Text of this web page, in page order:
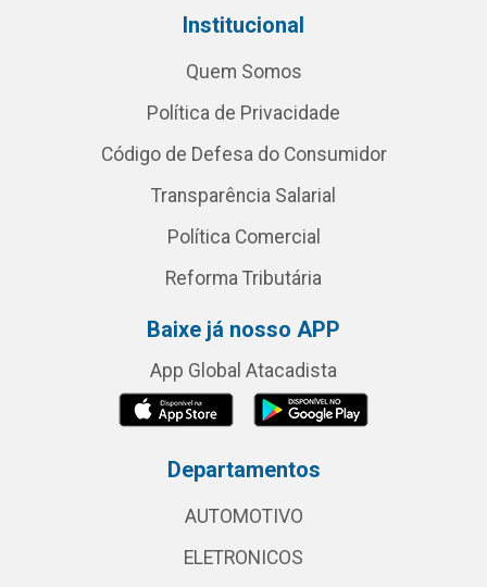
Institucional
Quem Somos
Política de Privacidade
Código de Defesa do Consumidor
Transparência Salarial
Política Comercial
Reforma Tributária
Baixe já nosso APP
App Global Atacadista
Departamentos
AUTOMOTIVO
ELETRONICOS